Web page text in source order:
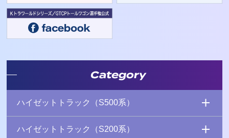
Category
ハイゼットトラック（S500系）
ハイゼットトラック（S200系）